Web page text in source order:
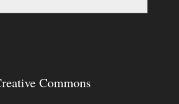
Commons